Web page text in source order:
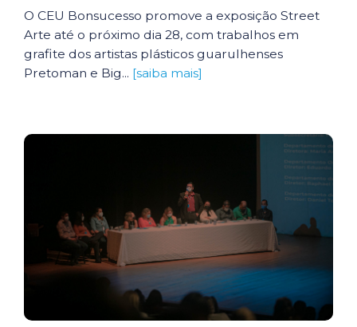
O CEU Bonsucesso promove a exposição Street
Arte até o próximo dia 28, com trabalhos em
grafite dos artistas plásticos guarulhenses
Pretoman e Big... [saiba mais]